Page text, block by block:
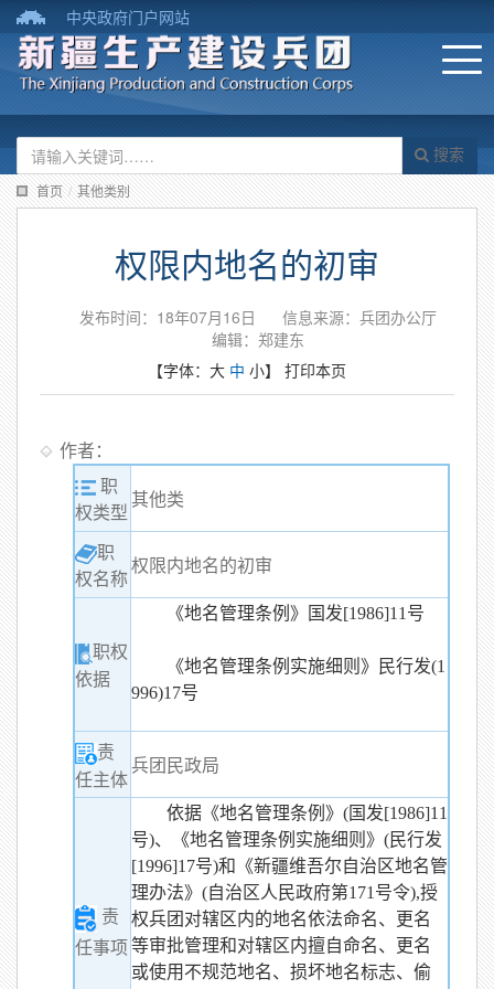
中央政府门户网站
搜索
首页 / 其他类别
权限内地名的初审
发布时间：18年07月16日
信息来源：兵团办公厅
编辑：郑建东
【字体： 大 中 小】 打印本页
作者：
职
权类型
其他类
职
权名称
权限内地名的初审
职权
依据
《地名管理条例》国发[1986]11号
《地名管理条例实施细则》民行发(1
996)17号
责
任主体
兵团民政局
责
任事项
依据《地名管理条例》(国发[1986]11
号)、《地名管理条例实施细则》(民行发
[1996]17号)和《新疆维吾尔自治区地名管
理办法》(自治区人民政府第171号令),授
权兵团对辖区内的地名依法命名、更名
等审批管理和对辖区内擅自命名、更名
或使用不规范地名、损坏地名标志、偷